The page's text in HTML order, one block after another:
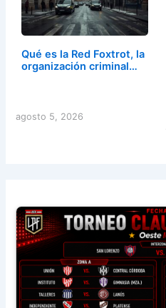
Qué es la Red Foxtrot, la
organización criminal…
agosto 5, 2026